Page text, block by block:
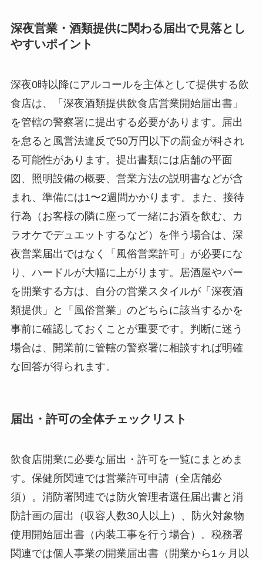
深夜営業・酒類提供に関わる届出で見落とし
やすいポイント
深夜0時以降にアルコールを主体として提供する飲
食店は、「深夜酒類提供飲食店営業開始届出書」
を管轄の警察署に提出する必要があります。届出
を怠ると風営法違反で50万円以下の罰金が科され
る可能性があります。提出書類には店舗の平面
図、照明設備の概要、営業方法の説明書などが含
まれ、準備には1〜2週間かかります。また、接待
行為（お客様の隣に座って一緒にお酒を飲む、カ
ラオケでデュエットするなど）を伴う場合は、深
夜営業届出ではなく「風俗営業許可」が必要にな
り、ハードルが大幅に上がります。居酒屋やバー
を開業する方は、自分の営業スタイルが「深夜酒
類提供」と「風俗営業」のどちらに該当するかを
事前に確認しておくことが重要です。判断に迷う
場合は、開業前に管轄の警察署に相談すれば明確
な回答が得られます。
届出・許可の全体チェックリスト
飲食店開業に必要な届出・許可を一覧にまとめま
す。保健所関連では営業許可申請（全店舗必
須）。消防署関連では防火管理者選任届出書と消
防計画の届出（収容人数30人以上）、防火対象物
使用開始届出書（内装工事を行う場合）。税務署
関連では個人事業の開業届出書（開業から1ヶ月以